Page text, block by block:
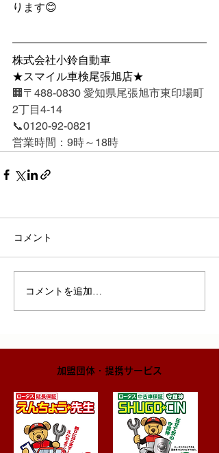
ります😊
株式会社小鈴自動車
★スマイル車検尾張旭店★
🏢〒488-0830 愛知県尾張旭市東印場町
2丁目4-14
📞0120-92-0821
営業時間：9時～18時
コメント
コメントを追加…
​加盟団体・提携サービス